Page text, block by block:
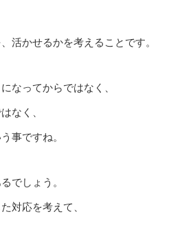
活かせるかを考えることです。
なってからではなく、
なく、
事ですね。
でしょう。
対応を考えて、